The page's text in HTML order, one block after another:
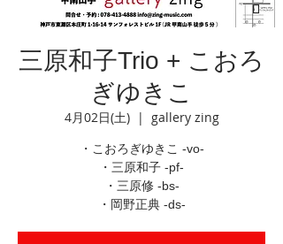
三原和子Trio + こおろ
ぎゆきこ
4月02日(土)
  |
gallery zing
・こおろぎゆきこ -vo-
・三原和子 -pf-
・三原修 -bs-
・岡野正典 -ds-